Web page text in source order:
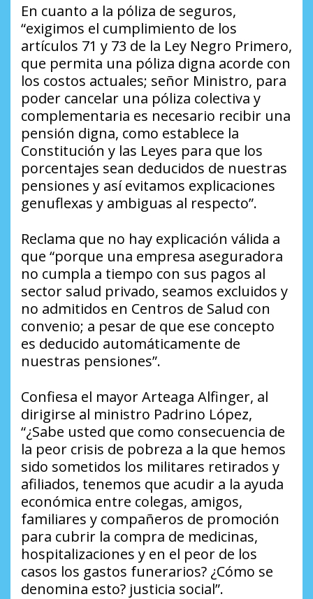
En cuanto a la póliza de seguros,
“exigimos el cumplimiento de los
artículos 71 y 73 de la Ley Negro Primero,
que permita una póliza digna acorde con
los costos actuales; señor Ministro, para
poder cancelar una póliza colectiva y
complementaria es necesario recibir una
pensión digna, como establece la
Constitución y las Leyes para que los
porcentajes sean deducidos de nuestras
pensiones y así evitamos explicaciones
genuflexas y ambiguas al respecto”.
Reclama que no hay explicación válida a
que “porque una empresa aseguradora
no cumpla a tiempo con sus pagos al
sector salud privado, seamos excluidos y
no admitidos en Centros de Salud con
convenio; a pesar de que ese concepto
es deducido automáticamente de
nuestras pensiones”.
Confiesa el mayor Arteaga Alfinger, al
dirigirse al ministro Padrino López,
“¿Sabe usted que como consecuencia de
la peor crisis de pobreza a la que hemos
sido sometidos los militares retirados y
afiliados, tenemos que acudir a la ayuda
económica entre colegas, amigos,
familiares y compañeros de promoción
para cubrir la compra de medicinas,
hospitalizaciones y en el peor de los
casos los gastos funerarios? ¿Cómo se
denomina esto? justicia social”.